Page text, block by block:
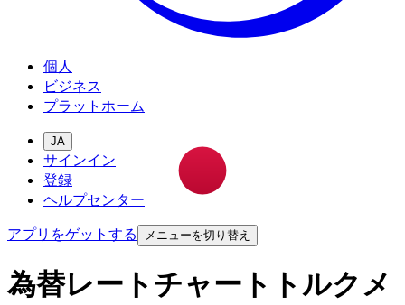
個人
ビジネス
プラットホーム
JA
サインイン
登録
ヘルプセンター
アプリをゲットする
メニューを切り替え
為替レートチャートトルクメ